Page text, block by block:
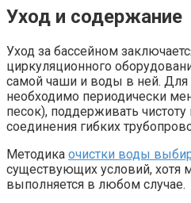
Уход и содержание
Уход за бассейном
циркуляционного
самой чаши и воды в ней. Для
необходимо периодически
песок), поддерживать чистоту
соединения гибких
Методика очистки воды
существующих условий, хотя
выполняется в любом случае.